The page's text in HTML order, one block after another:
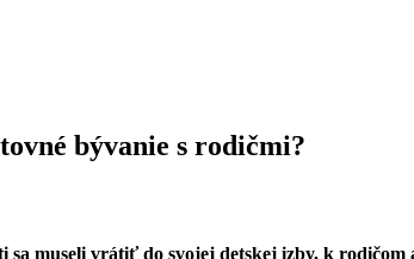
bývanie s rodičmi?
museli vrátiť do svojej detskej izby, k rodičom